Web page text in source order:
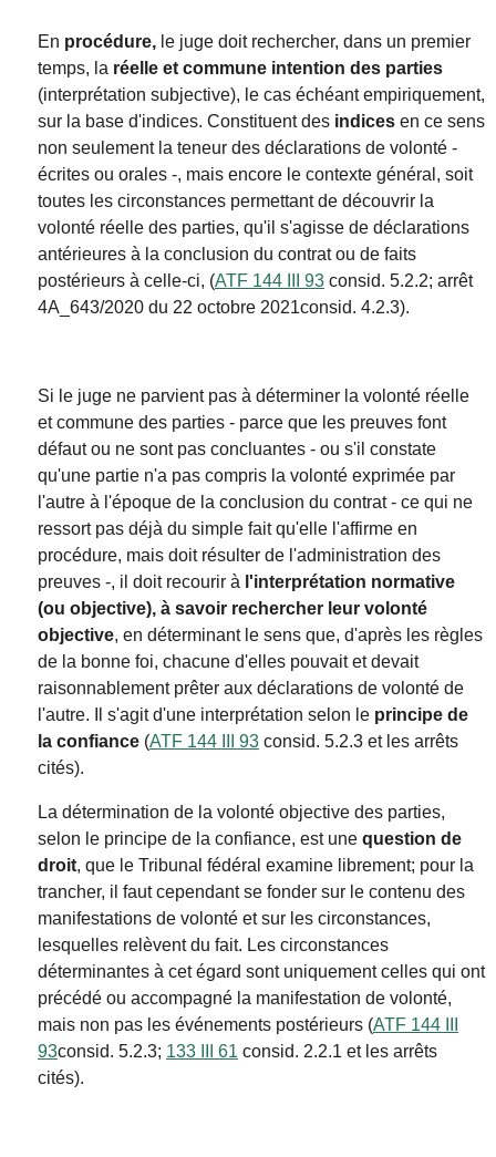
En procédure, le juge doit rechercher, dans un premier
temps, la réelle et commune intention des parties
(interprétation subjective), le cas échéant empiriquement,
sur la base d'indices. Constituent des indices en ce sens
non seulement la teneur des déclarations de volonté -
écrites ou orales -, mais encore le contexte général, soit
toutes les circonstances permettant de découvrir la
volonté réelle des parties, qu'il s'agisse de déclarations
antérieures à la conclusion du contrat ou de faits
postérieurs à celle-ci, (ATF 144 III 93 consid. 5.2.2; arrêt
4A _643/2020 du 22 octobre 2021consid. 4.2.3).
Si le juge ne parvient pas à déterminer la volonté réelle
et commune des parties - parce que les preuves font
défaut ou ne sont pas concluantes - ou s'il constate
qu'une partie n'a pas compris la volonté exprimée par
l'autre à l'époque de la conclusion du contrat - ce qui ne
ressort pas déjà du simple fait qu'elle l'affirme en
procédure, mais doit résulter de l'administration des
preuves -, il doit recourir à l'interprétation normative
(ou objective), à savoir rechercher leur volonté
objective, en déterminant le sens que, d'après les règles
de la bonne foi, chacune d'elles pouvait et devait
raisonnablement prêter aux déclarations de volonté de
l'autre. Il s'agit d'une interprétation selon le principe de
la confiance (ATF 144 III 93 consid. 5.2.3 et les arrêts
cités).
La détermination de la volonté objective des parties,
selon le principe de la confiance, est une question de
droit, que le Tribunal fédéral examine librement; pour la
trancher, il faut cependant se fonder sur le contenu des
manifestations de volonté et sur les circonstances,
lesquelles relèvent du fait. Les circonstances
déterminantes à cet égard sont uniquement celles qui ont
précédé ou accompagné la manifestation de volonté,
mais non pas les événements postérieurs (ATF 144 III
93consid. 5.2.3; 133 III 61 consid. 2.2.1 et les arrêts
cités).